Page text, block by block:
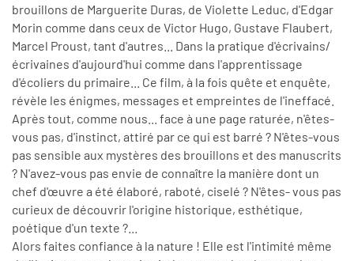
brouillons de Marguerite Duras, de Violette Leduc, d'Edgar
Morin comme dans ceux de Victor Hugo, Gustave Flaubert,
Marcel Proust, tant d'autres... Dans la pratique d'écrivains/
écrivaines d'aujourd'hui comme dans l'apprentissage
d'écoliers du primaire... Ce film, à la fois quête et enquête,
révèle les énigmes, messages et empreintes de l'ineffacé.
Après tout, comme nous... face à une page raturée, n'êtes-
vous pas, d'instinct, attiré par ce qui est barré ? N'êtes-vous
pas sensible aux mystères des brouillons et des manuscrits
? N'avez-vous pas envie de connaître la manière dont un
chef d'œuvre a été élaboré, raboté, ciselé ? N'êtes- vous pas
curieux de découvrir l'origine historique, esthétique,
poétique d'un texte ?...
Alors faites confiance à la nature ! Elle est l'intimité même